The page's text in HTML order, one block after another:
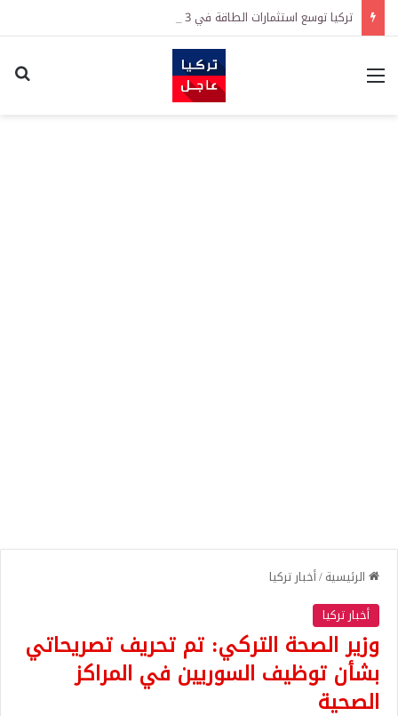
تركيا توسع استثمارات الطاقة في 3 قارات وتكشف هدفاً كبيراً
القائمة
الرئيسية/أخبار تركيا
أخبار تركيا
وزير الصحة التركي: تم تحريف تصريحاتي
بشأن توظيف السوريين في المراكز
الصحية